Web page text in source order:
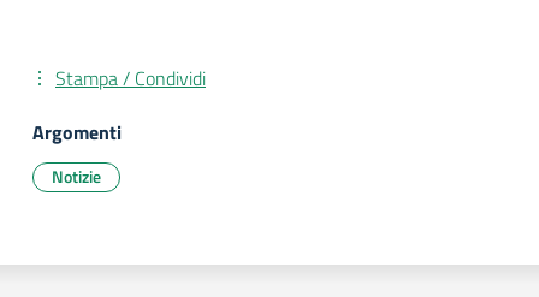
Stampa / Condividi
Argomenti
Notizie